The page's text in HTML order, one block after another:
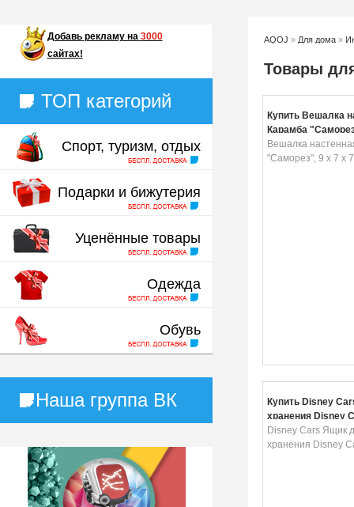
Добавь рекламу на 3000
сайтах!
ТОП категорий
Спорт, туризм, отдых
Подарки и бижутерия
Уценённые товары
Одежда
Обувь
Наша группа ВК
AQOJ » Для дома »
Товары
Купить Вешалка
Карамба
см
Вешалка
"Саморез", 9 x 7 x
Купить Disney
хранения Disney
Disney Cars Ящик
хранения Disney